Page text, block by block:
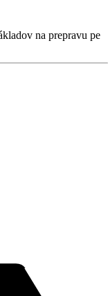
na prepravu pe